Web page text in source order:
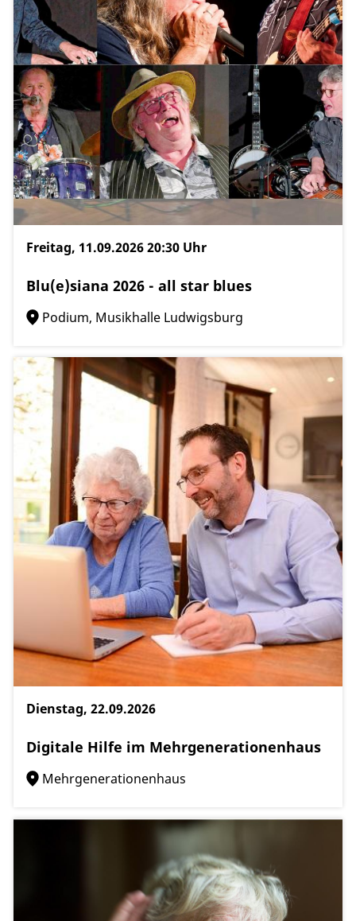
Freitag, 11.09.202620:30 Uhr
Blu(e)siana 2026 - all star blues
Podium, Musikhalle Ludwigsburg
Dienstag, 22.09.2026
Digitale Hilfe im Mehrgenerationenhaus
Mehrgenerationenhaus